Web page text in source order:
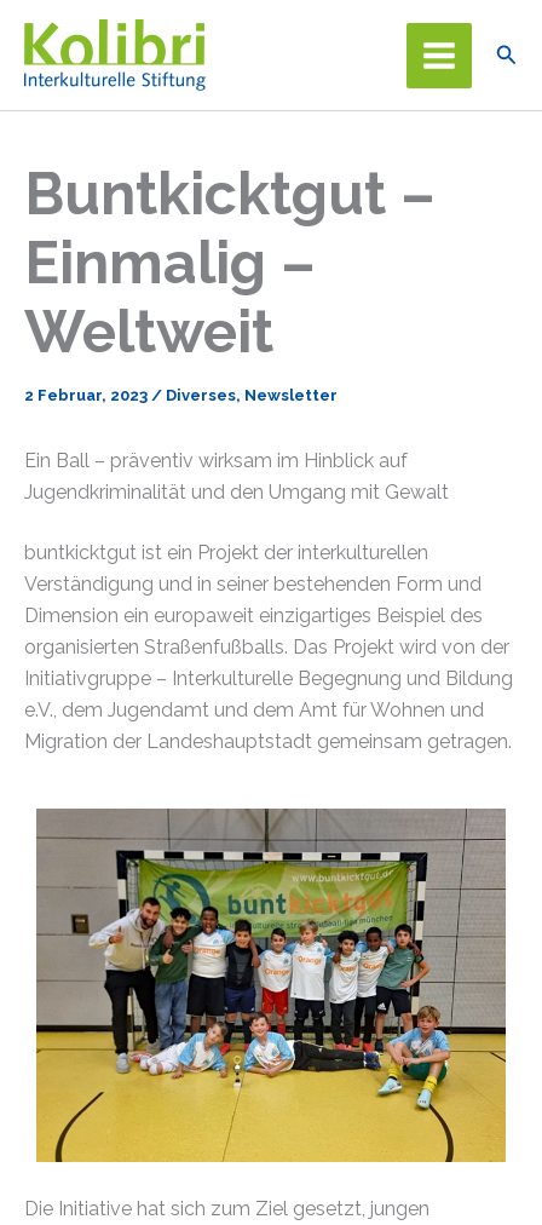
Inhalt
springen
Buntkicktgut –
Einmalig –
Weltweit
2 Februar, 2023 / Diverses, Newsletter
Ein Ball – präventiv wirksam im Hinblick auf
Jugendkriminalität und den Umgang mit Gewalt
buntkicktgut ist ein Projekt der interkulturellen
Verständigung und in seiner bestehenden Form und
Dimension ein europaweit einzigartiges Beispiel des
organisierten Straßenfußballs. Das Projekt wird von der
Initiativgruppe – Interkulturelle Begegnung und Bildung
e.V., dem Jugendamt und dem Amt für Wohnen und
Migration der Landeshauptstadt gemeinsam getragen.
Die Initiative hat sich zum Ziel gesetzt, jungen